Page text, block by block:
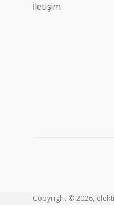
İletişim
Copyright © 2026,